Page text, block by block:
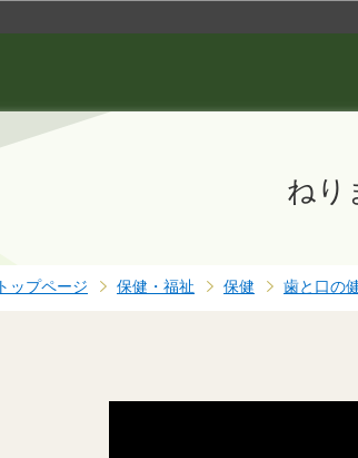
ねり
トップページ 保健・福祉 保健 歯と口の